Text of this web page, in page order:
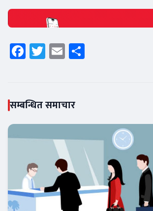
Facebook
Twitter
Email
सम्बन्धित समाचार